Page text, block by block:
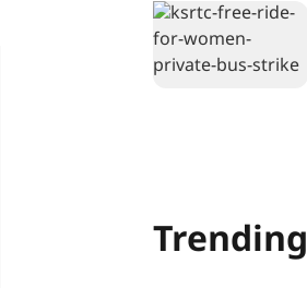
Trending